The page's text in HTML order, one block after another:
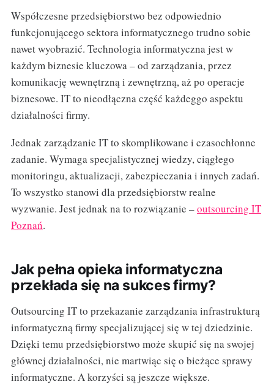
Współczesne przedsiębiorstwo bez odpowiednio
funkcjonującego sektora informatycznego trudno sobie
nawet wyobrazić. Technologia informatyczna jest w
każdym biznesie kluczowa – od zarządzania, przez
komunikację wewnętrzną i zewnętrzną, aż po operacje
biznesowe. IT to nieodłączna część każdeggo aspektu
działalności firmy.
Jednak zarządzanie IT to skomplikowane i czasochłonne
zadanie. Wymaga specjalistycznej wiedzy, ciągłego
monitoringu, aktualizacji, zabezpieczania i innych zadań.
To wszystko stanowi dla przedsiębiorstw realne
wyzwanie. Jest jednak na to rozwiązanie –outsourcing IT
Poznań.
Jak pełna opieka informatyczna
przekłada się na sukces firmy?
Outsourcing IT to przekazanie zarządzania infrastrukturą
informatyczną firmy specjalizującej się w tej dziedzinie.
Dzięki temu przedsiębiorstwo może skupić się na swojej
głównej działalności, nie martwiąc się o bieżące sprawy
informatyczne. A korzyści są jeszcze większe.